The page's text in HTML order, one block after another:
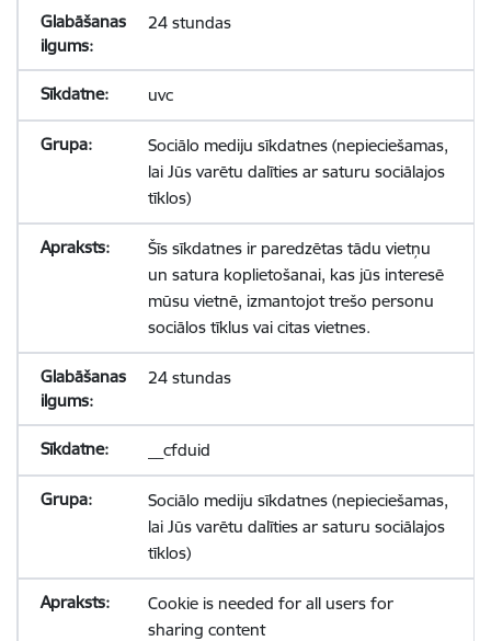
24 stundas
uvc
Sociālo mediju sīkdatnes (nepieciešamas,
lai Jūs varētu dalīties ar saturu sociālajos
tīklos)
Šīs sīkdatnes ir paredzētas tādu vietņu
un satura koplietošanai, kas jūs interesē
mūsu vietnē, izmantojot trešo personu
sociālos tīklus vai citas vietnes.
24 stundas
__cfduid
Sociālo mediju sīkdatnes (nepieciešamas,
lai Jūs varētu dalīties ar saturu sociālajos
tīklos)
Cookie is needed for all users for
sharing content